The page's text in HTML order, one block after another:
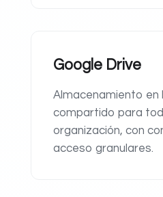
Google Drive
Almacenamiento en
compartido para
organización, con
acceso granulares.